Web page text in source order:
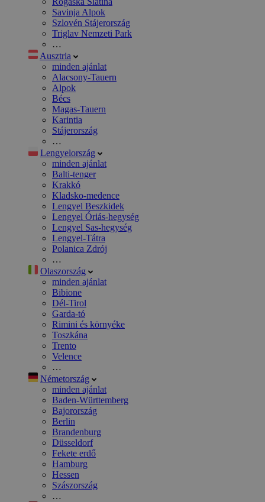
Savinja Alpok
Szlovén Stájerország
Triglav Nemzeti Park
…
Ausztria
minden ajánlat
Alacsony-Tauern
Alpok
Bécs
Magas-Tauern
Karintia
Stájerország
…
Lengyelország
minden ajánlat
Balti-tenger
Krakkó
Kladsko-medence
Lengyel Beszkidek
Lengyel Óriás-hegység
Lengyel Sas-hegység
Lengyel-Tátra
Polanica Zdrój
…
Olaszország
minden ajánlat
Bibione
Dél-Tirol
Garda-tó
Rimini és környéke
Toszkána
Trento
Velence
…
Németország
minden ajánlat
Baden-Württemberg
Bajorország
Berlin
Brandenburg
Düsseldorf
Fekete erdő
Hamburg
Hessen
Szászország
…